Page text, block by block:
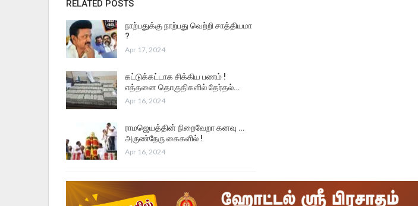
RELATED POSTS
நாற்பதுக்கு நாற்பது வெற்றி சாத்தியமா
?
Apr 17, 2024
கட்டுக்கட்டாக சிக்கிய பணம் !
எத்தனை தொகுதிகளில் தேர்தல்…
Apr 16, 2024
ராமஜெயத்தின் நிறைவேறா கனவு …
அருண்நேரு கைகளில் !
Apr 16, 2024